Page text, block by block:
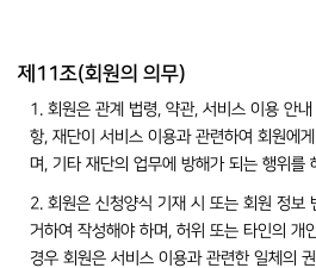
제11조(회원의 의무)
1. 회원은 관계 법령, 약관, 서비스 이용 안
항, 재단이 서비스 이용과 관련하여 회원에
며, 기타 재단의 업무에 방해가 되는 행위를
2. 회원은 신청양식 기재 시 또는 회원 정보
거하여 작성해야 하며, 허위 또는 타인의 개
경우 회원은 서비스 이용과 관련한 일체의